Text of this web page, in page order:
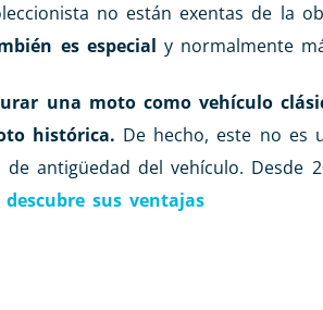
no están exentas de la
es especialy normalmente
una moto como vehículo
histórica. De hecho, este no es
de antigüedad del vehículo.
sus ventajas